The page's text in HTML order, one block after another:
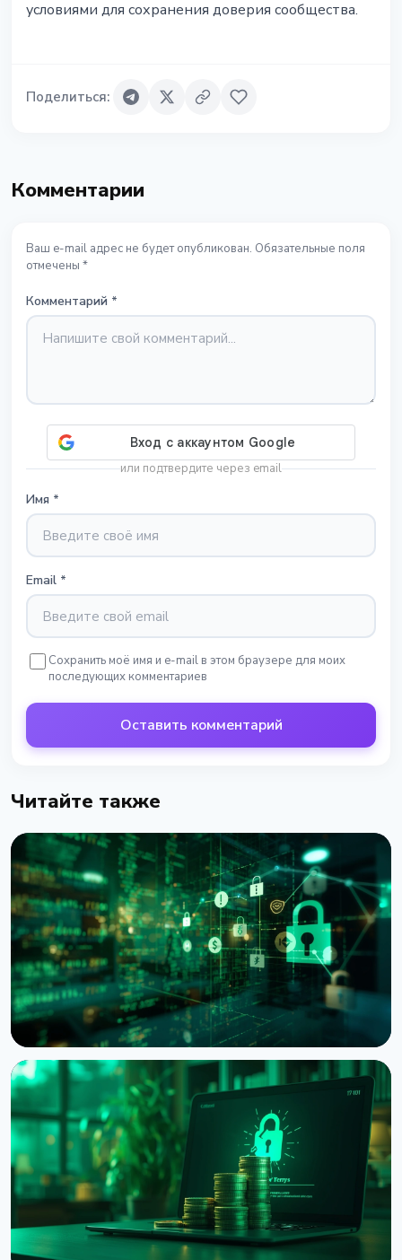
условиями для сохранения доверия сообщества.
Поделиться:
Комментарии
Ваш e-mail адрес не будет опубликован. Обязательные поля
отмечены *
Комментарий *
или подтвердите через email
Имя *
Email *
Сохранить моё имя и e-mail в этом браузере для моих
последующих комментариев
Оставить комментарий
Читайте также
НОВОСТЬ
Bitcoin Red Team: ИИ нашёл 4962 уязвимости в
Bitcoin-проектах за 30 часов
6 августа 2026 г.5 мин чтения